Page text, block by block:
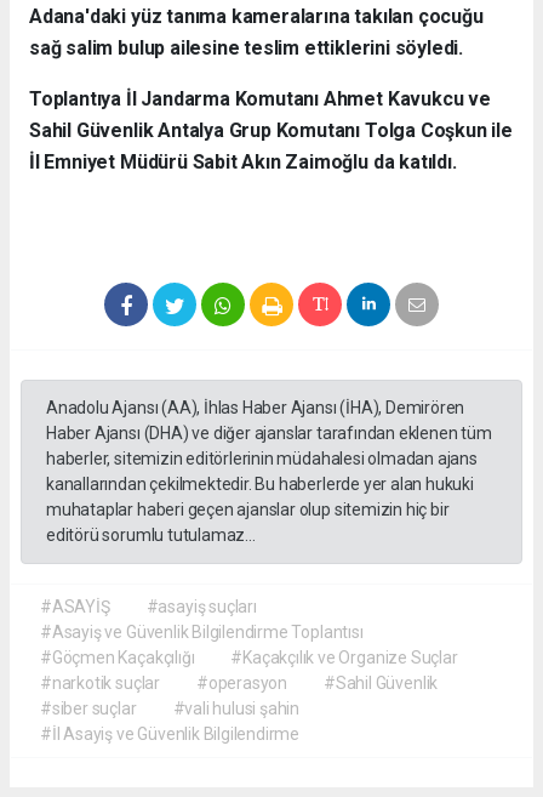
Adana'daki yüz tanıma kameralarına takılan çocuğu
sağ salim bulup ailesine teslim ettiklerini söyledi.
Toplantıya İl Jandarma Komutanı Ahmet Kavukcu ve
Sahil Güvenlik Antalya Grup Komutanı Tolga Coşkun ile
İl Emniyet Müdürü Sabit Akın Zaimoğlu da katıldı.
Anadolu Ajansı (AA), İhlas Haber Ajansı (İHA), Demirören
Haber Ajansı (DHA) ve diğer ajanslar tarafından eklenen tüm
haberler, sitemizin editörlerinin müdahalesi olmadan ajans
kanallarından çekilmektedir. Bu haberlerde yer alan hukuki
muhataplar haberi geçen ajanslar olup sitemizin hiç bir
editörü sorumlu tutulamaz...
#ASAYİŞ
#asayiş suçları
#Asayiş ve Güvenlik Bilgilendirme Toplantısı
#Göçmen Kaçakçılığı
#Kaçakçılık ve Organize Suçlar
#narkotik suçlar
#operasyon
#Sahil Güvenlik
#siber suçlar
#vali hulusi şahin
#İl Asayiş ve Güvenlik Bilgilendirme